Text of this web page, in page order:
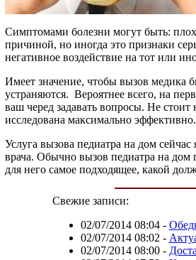
Симптомами болезни могут быть:
причиной, но иногда это признаки
негативное воздействие на тот или
Имеет значение, чтобы вызов медика
устраняются. Вероятнее всего, на
ваш черед задавать вопросы. Не стоит
исследована максимально эффективно.
Услуга вызова педиатра на дом
врача. Обычно вызов педиатра на дом
для него самое подходящее, какой
Свежие записи:
02/07/2014 08:04-
02/07/2014 08:02 -
02/07/2014 08:00-